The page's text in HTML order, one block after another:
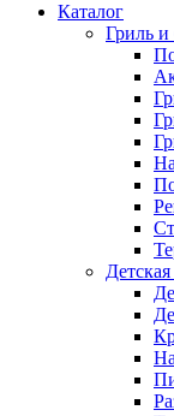
Каталог
Гриль